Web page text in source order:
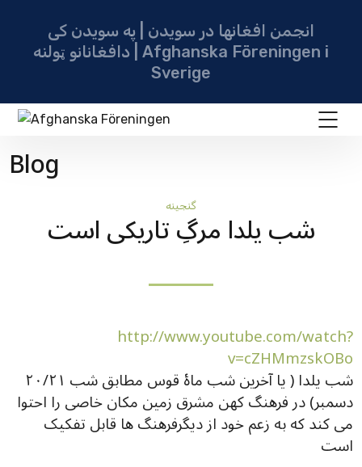
انجمن افغانها در سویدن | په سویدن کی
دافغانانو ټولنه | Afghanska Föreningen i
Sverige
Blog
گنجينه
شب یلدا مرگِ تاریکی است
http://www.youtube.com/watch?
v=cZHMmzskOBo
شب یلدا ( یا آخرین شب ماۀ قوس مطابق شب ٢٠/٢١
دسمبر) در فرهنگ کهن مشرق زمین مکان خاصی را احتوا
می کند که به زعم خود از دیگرفرهنگ ها قابل تفکیک
است